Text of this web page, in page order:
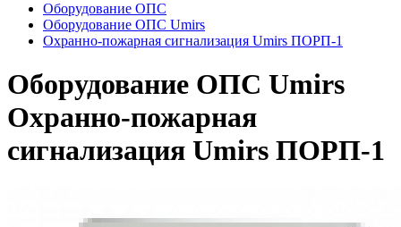
Оборудование ОПС
Оборудование ОПС Umirs
Охранно-пожарная сигнализация Umirs ПОРП-1
Оборудование ОПС Umirs
Охранно-пожарная
сигнализация Umirs ПОРП-1